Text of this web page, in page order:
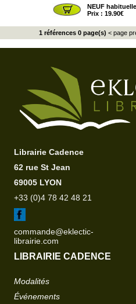
NEUF
Prix : 19.90€
1 références 0 page(s) < page
Librairie Cadence
62 rue St Jean
69005 LYON
+33 (0)4 78 42 48 21
commande@eklectic-
librairie.com
LIBRAIRIE CADENCE
Modalités
Événements